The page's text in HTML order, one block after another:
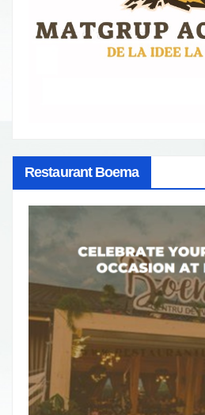
Restaurant Boema